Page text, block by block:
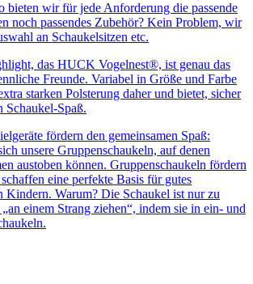
bieten wir für jede Anforderung die passende
noch passendes Zubehör? Kein Problem, wir
an Schaukelsitzen etc.
das HUCK Vogelnest®, ist genau das
Freunde. Variabel in Größe und Farbe
starken Polsterung daher und bietet, sicher
Schaukel-Spaß.
fördern den gemeinsamen Spaß:
unsere Gruppenschaukeln, auf denen
austoben können. Gruppenschaukeln fördern
eine perfekte Basis für gutes
Kindern. Warum? Die Schaukel ist nur zu
einem Strang ziehen“, indem sie in ein- und